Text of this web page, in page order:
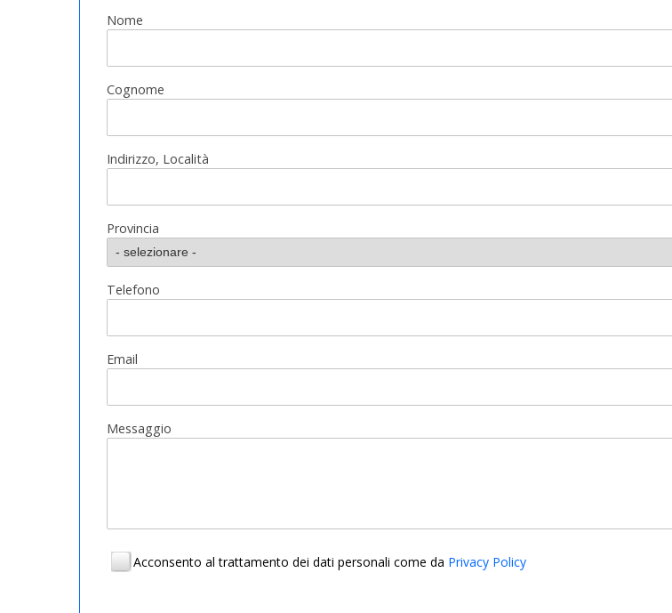
Nome
Cognome
Indirizzo, Località
Provincia
Telefono
Email
Messaggio
Acconsento al trattamento dei dati personali come da Privacy Policy